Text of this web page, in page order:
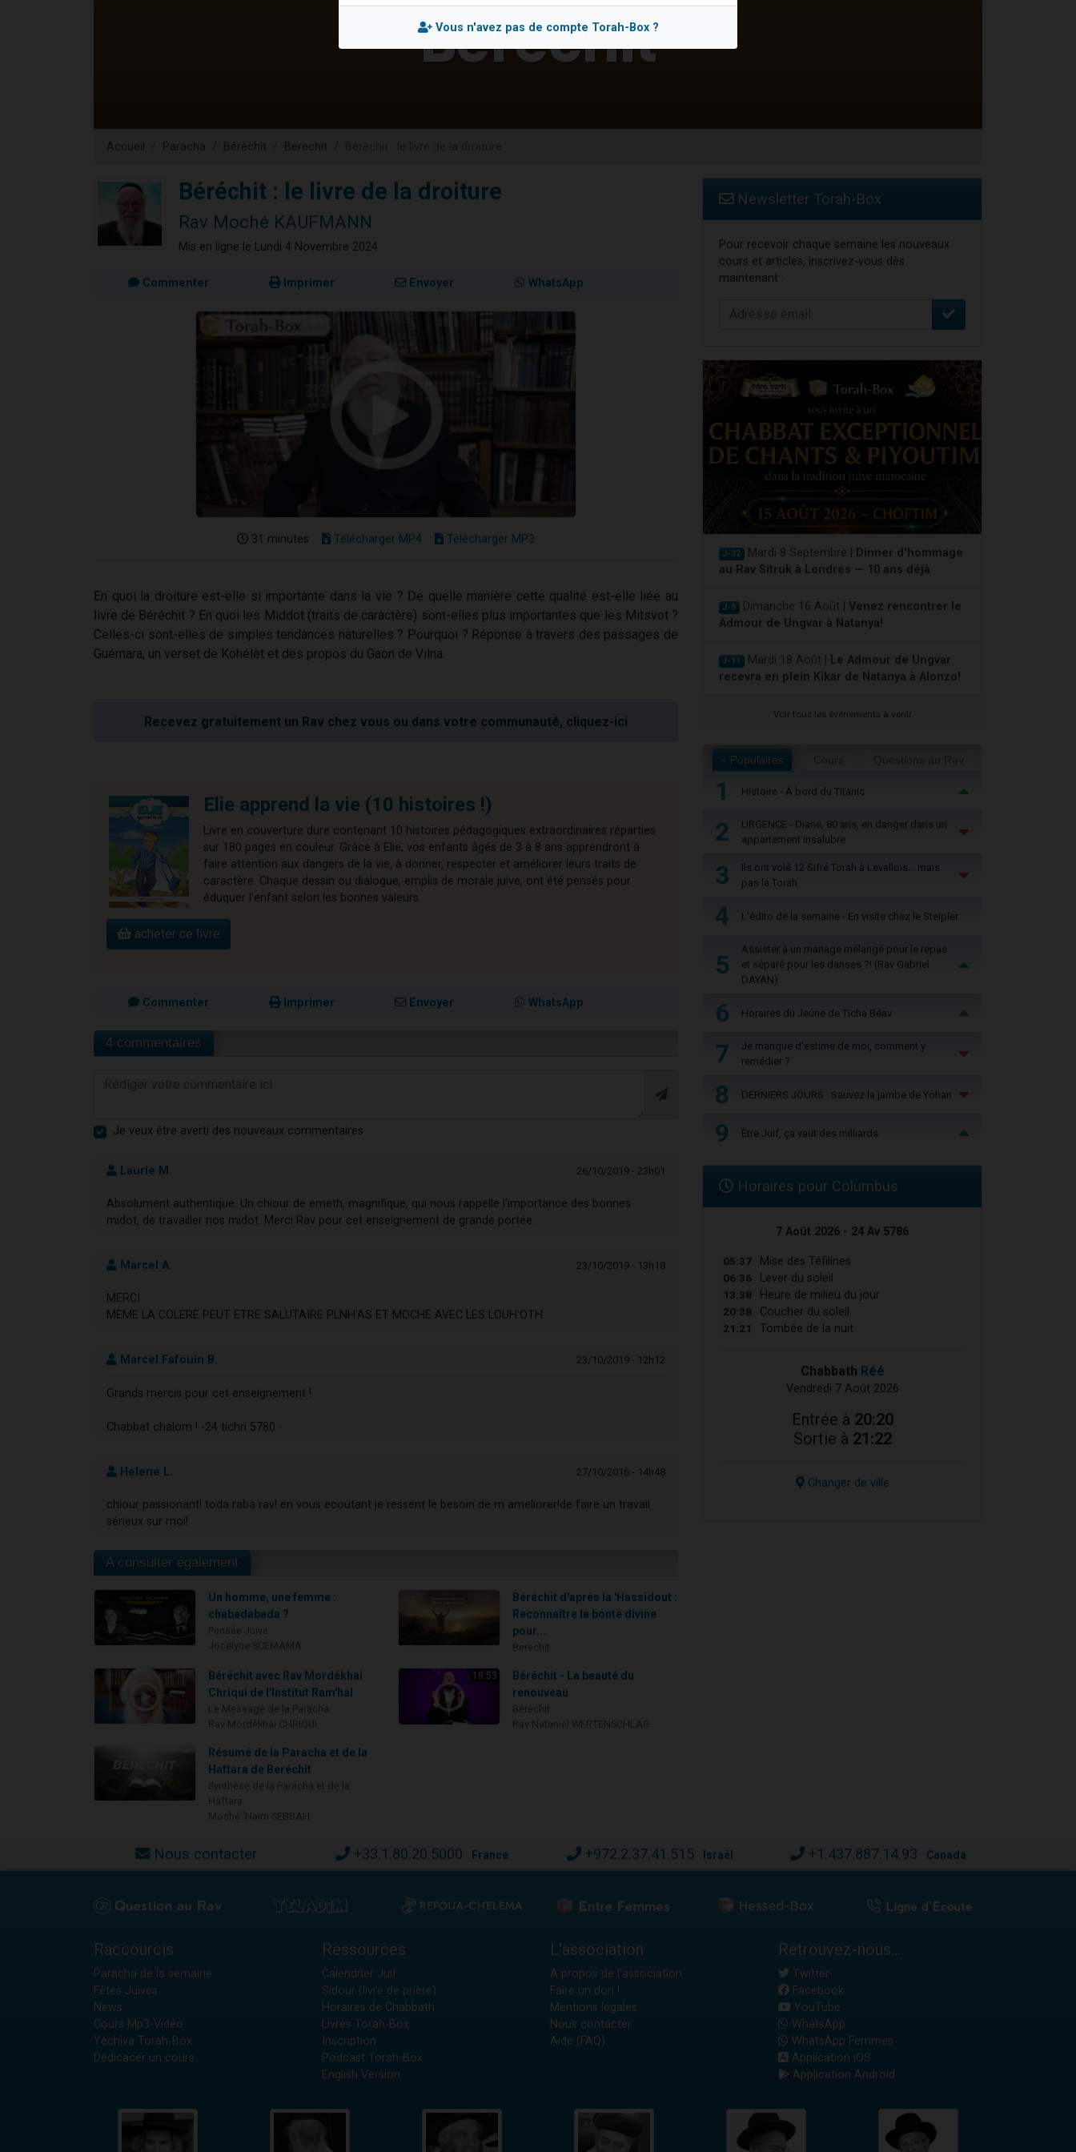
3 personnes viennent de nous rejoindre sur WhatsApp
Accueil Paracha Béréchit Berechit
Béréchit : le livre de la droiture
Rav Moché KAUFMANN
Mis en ligne le Lundi 4 Novembre 2024
Commenter Imprimer Envoyer WhatsApp
31 minutes Télécharger MP4 Télécharger MP3
En quoi la droiture est-elle si importante dans la vie ? De quelle manière cette qualité est-elle liée au
livre de Béréchit ? En quoi les Middot (traits de caractère) sont-elles plus importantes que les Mitsvot ?
Celles-ci sont-elles de simples tendances naturelles ? Pourquoi ? Réponse à travers des passages de
Guémara, un verset de Kohélèt et des propos du Gaon de Vilna.
Recevez gratuitement un Rav chez vous ou dans votre communauté, cliquez-ici
Elie apprend la vie (10 histoires !)
Livre en couverture dure contenant 10 histoires pédagogiques extraordinaires réparties
sur 180 pages en couleur. Grâce à Elie, vos enfants âgés de 3 à 8 ans apprendront à
faire attention aux dangers de la vie, à donner, respecter et améliorer leurs traits de
caractère. Chaque dessin ou dialogue, emplis de morale juive, ont été pensés pour
éduquer l'enfant selon les bonnes valeurs.
acheter ce livre
Commenter Imprimer Envoyer WhatsApp
4 commentaires
Je veux être averti des nouveaux commentaires
Laurie M. 26/10/2019 - 23h01
Absolument authentique. Un chiour de emeth, magnifique, qui nous rappelle l'importance des bonnes
midot, de travailler nos midot. Merci Rav pour cet enseignement de grande portée.
Marcel A. 23/10/2019 - 13h18
MERCI
MEME LA COLERE PEUT ETRE SALUTAIRE PLNH'AS ET MOCHE AVEC LES LOUH'OTH
Marcel Fafouin B. 23/10/2019 - 12h12
Grands mercis pour cet enseignement !
Chabbat chalom ! -24 tichri 5780 -
Helene L. 27/10/2016 - 14h48
chiour passionant! toda raba rav! en vous ecoutant je ressent le besoin de m ameliorer!de faire un travail
sérieux sur moi!
A consulter également
Un homme, une femme :
chabadabada ?
Béréchit d'après la 'Hassidout :
Reconnaître la bonté divine
pour...
Béréchit avec Rav Mordékhai
Chriqui de l'Institut Ram'hal
19:53
Béréchit - La beauté du
renouveau
Résumé de la Paracha et de la
Haftara de Beréchit
Newsletter Torah-Box
Pour recevoir chaque semaine les nouveaux
cours et articles, inscrivez-vous dès
maintenant :
J-32 Mardi 8 Septembre |
Dinner d'hommage
au Rav Sitruk à Londres — 10 ans déjà
J-9 Dimanche 16 Août | Venez rencontrer le
Admour de Ungvar à Natanya!
J-11 Mardi 18 Août |
Le Admour de Ungvar
recevra en plein Kikar de Natanya à Alonzo!
Voir tous les événements à venir
+ Populaires
1 Histoire - À bord du Titanic
2
URGENCE - Diane, 80 ans, en danger dans un
appartement insalubre
3
Ils ont volé 12 Sifré Torah à Levallois… mais
pas la Torah
4 L'édito de la semaine - En visite chez le Steipler
5
Assister à un mariage mélangé pour le repas
et séparé pour les danses ?! (Rav Gabriel
DAYAN)
6 Horaires du Jeûne de Ticha Béav
7
Je manque d'estime de moi, comment y
remédier ?
8 DERNIERS JOURS : Sauvez la jambe de Yohan
9 Être Juif, ça vaut des milliards
Horaires pour Columbus
7 Août 2026 - 24 Av 5786
05:37 Mise des Téfilines
06:36 Lever du soleil
13:38 Heure de milieu du jour
20:38 Coucher du soleil
21:21 Tombée de la nuit
Chabbath Réé
Vendredi 7 Août 2026
Entrée à 20:20
Sortie à 21:22
Changer de ville
Nous contacter +33.1.80.20.5000 France +972.2.37.41.515 Israël +1.437.887.14.93 Canada
Raccourcis
Paracha de la semaine
Fêtes Juives
News
Cours Mp3-Vidéo
Yéchiva Torah-Box
Dédicacer un cours
Ressources
Calendrier Juif
Sidour (livre de prière)
Horaires de Chabbath
Livres Torah-Box
Inscription
Podcast Torah-Box
English Version
L'association
A propos de l'association
Faire un don !
Mentions légales
Nous contacter
Aide (FAQ)
Retrouvez-nous...
Twitter
Facebook
YouTube
WhatsApp
WhatsApp Femmes
Application iOS
Application Android
Vous n'avez pas de compte Torah-Box ?